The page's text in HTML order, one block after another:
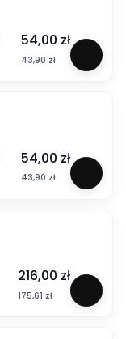
Cena
54,00 zł
Cena
43,90 zł
Cena
54,00 zł
Cena
43,90 zł
Cena
216,00 zł
Cena
175,61 zł